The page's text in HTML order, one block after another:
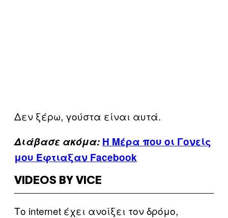
Δεν ξέρω, γούστα είναι αυτά.
Διάβασε ακόμα: Η Μέρα που οι Γονείς
μου Έφτιαξαν Facebook
VIDEOS BY VICE
Το internet έχει ανοίξει τον δρόμο,